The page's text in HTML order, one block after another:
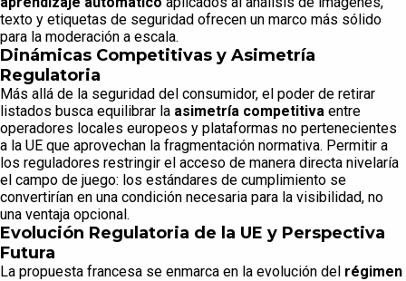
texto y etiquetas de seguridad ofrecen un marco más sólido
para la moderación a escala.
Dinámicas Competitivas y Asimetría
Regulatoria
Más allá de la seguridad del consumidor, el poder de retirar
listados busca equilibrar la asimetría competitiva entre
operadores locales europeos y plataformas no pertenecientes
a la UE que aprovechan la fragmentación normativa. Permitir a
los reguladores restringir el acceso de manera directa nivelaría
el campo de juego: los estándares de cumplimiento se
convertirían en una condición necesaria para la visibilidad, no
una ventaja opcional.
Evolución Regulatoria de la UE y Perspectiva
Futura
La propuesta francesa se enmarca en la evolución del régimen